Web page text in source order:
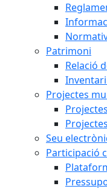
Patrimoni
Relació
Projectes
Seu
Participació